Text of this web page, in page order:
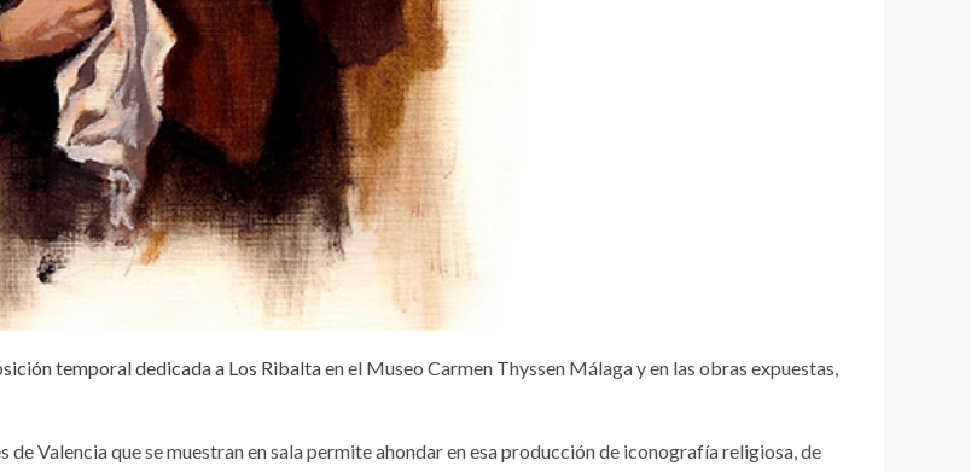
temporal dedicada a Los Ribaltaen el Museo Carmen Thyssen Málaga y en las obras expuestas,
Valencia que se muestran en sala permite ahondar en esa producción de iconografía religiosa, de